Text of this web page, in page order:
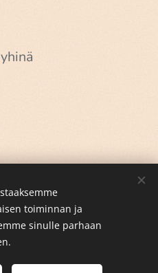
Evästeet
toiminnan ja
sinulle parhaan